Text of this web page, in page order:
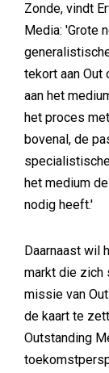
Zonde, vindt
Media: 'Grote
tekort aan
aan het
het proces
bovenal, de
het medium
nodig heeft.'
Daarnaast wil
markt die zich
missie van
de kaart te
Outstanding